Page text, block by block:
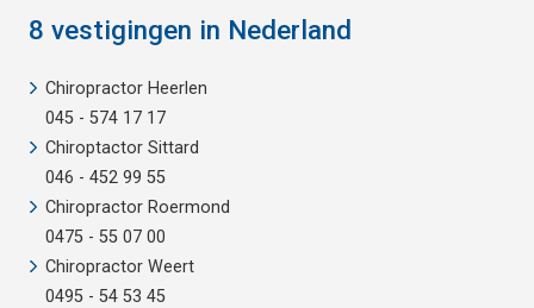
8 vestigingen in Nederland
Chiropractor Heerlen
045 - 574 17 17
Chiroptactor Sittard
046 - 452 99 55
Chiropractor Roermond
0475 - 55 07 00
Chiropractor Weert
0495 - 54 53 45